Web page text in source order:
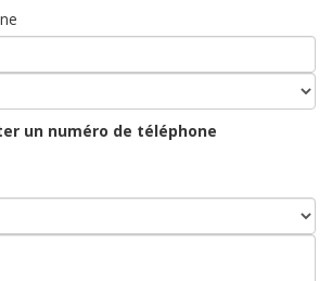
un numéro de téléphone